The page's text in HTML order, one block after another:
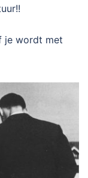
je wordt met